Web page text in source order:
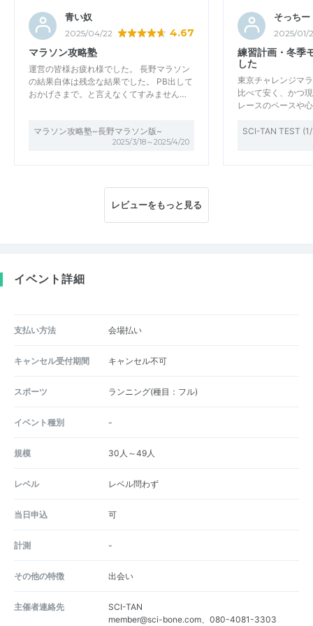
青い奴
2025/04/22 4.67
マラソン攻略塾
運営の皆様お疲れ様でした。 長野マラソン
の結果自体は残念な結果でした。 PB出して
おかげさまで。と言えなくてすみません…
マラソン攻略塾~長野マラソン版~
2025/3/18～2025/4/20
そっちー
2025/01/
練習計画・冬季
した
東京チャレンジマ
比べて安く、かつ
レースのペースや
SCI-TAN TEST
レビューをもっと見る
イベント詳細
支払い方法 会場払い
キャンセル受付期間 キャンセル不可
スポーツ ランニング(種目：フル)
イベント種別 -
規模 30人～49人
レベル レベル問わず
当日申込 可
計測 -
その他の特徴 出会い
主催者連絡先
SCI-TAN
member@sci-bone.com、080-4081-3303